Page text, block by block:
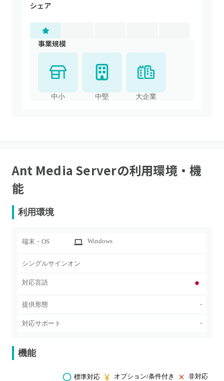
シェア
事業規模
中小 中堅 大企業
Ant Media Serverの利用環境・機
能
利用環境
端末・OS Windows
シングルサインオン
対応言語
提供形態 -
対応サポート -
機能
標準対応 オプション/条件付き 非対応